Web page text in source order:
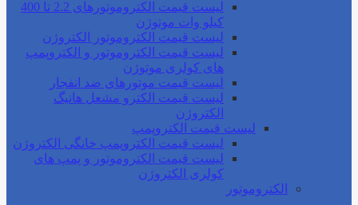
لیست قیمت الکتروموتورهای 2.2 تا 400
کیلو وات موتوژن
لیست قیمت الکتروموتور الکتروژن
لیست قیمت الکتروموتور و الکتروپمپ
های کولری موتوژن
لیست قیمت موتورهای ضد انفجار
لیست قیمت الکترو مشعل هانیگ
الکتروژن
لیست قیمت الکتروپمپ
لیست قیمت الکتروپمپ خانگی الکتروژن
لیست قیمت الکتروموتور و پمپ های
کولری الکتروژن
الکتروموتور